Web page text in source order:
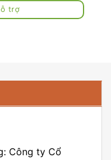
trợ
Công ty Cổ